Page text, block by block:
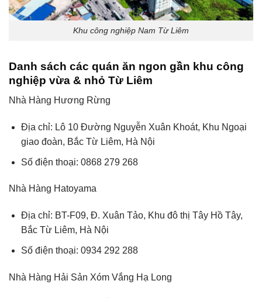
Khu công nghiệp Nam Từ Liêm
Danh sách các quán ăn ngon gần khu công
nghiệp vừa & nhỏ Từ Liêm
Nhà Hàng Hương Rừng
Địa chỉ: Lô 10 Đường Nguyễn Xuân Khoát, Khu Ngoại
giao đoàn, Bắc Từ Liêm, Hà Nội
Số điện thoại: 0868 279 268
Nhà Hàng Hatoyama
Địa chỉ: BT-F09, Đ. Xuân Tảo, Khu đô thị Tây Hồ Tây,
Bắc Từ Liêm, Hà Nội
Số điện thoại: 0934 292 288
Nhà Hàng Hải Sản Xóm Vắng Hạ Long